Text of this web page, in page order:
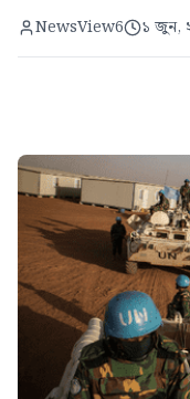
NewsView6 ১ জুন,